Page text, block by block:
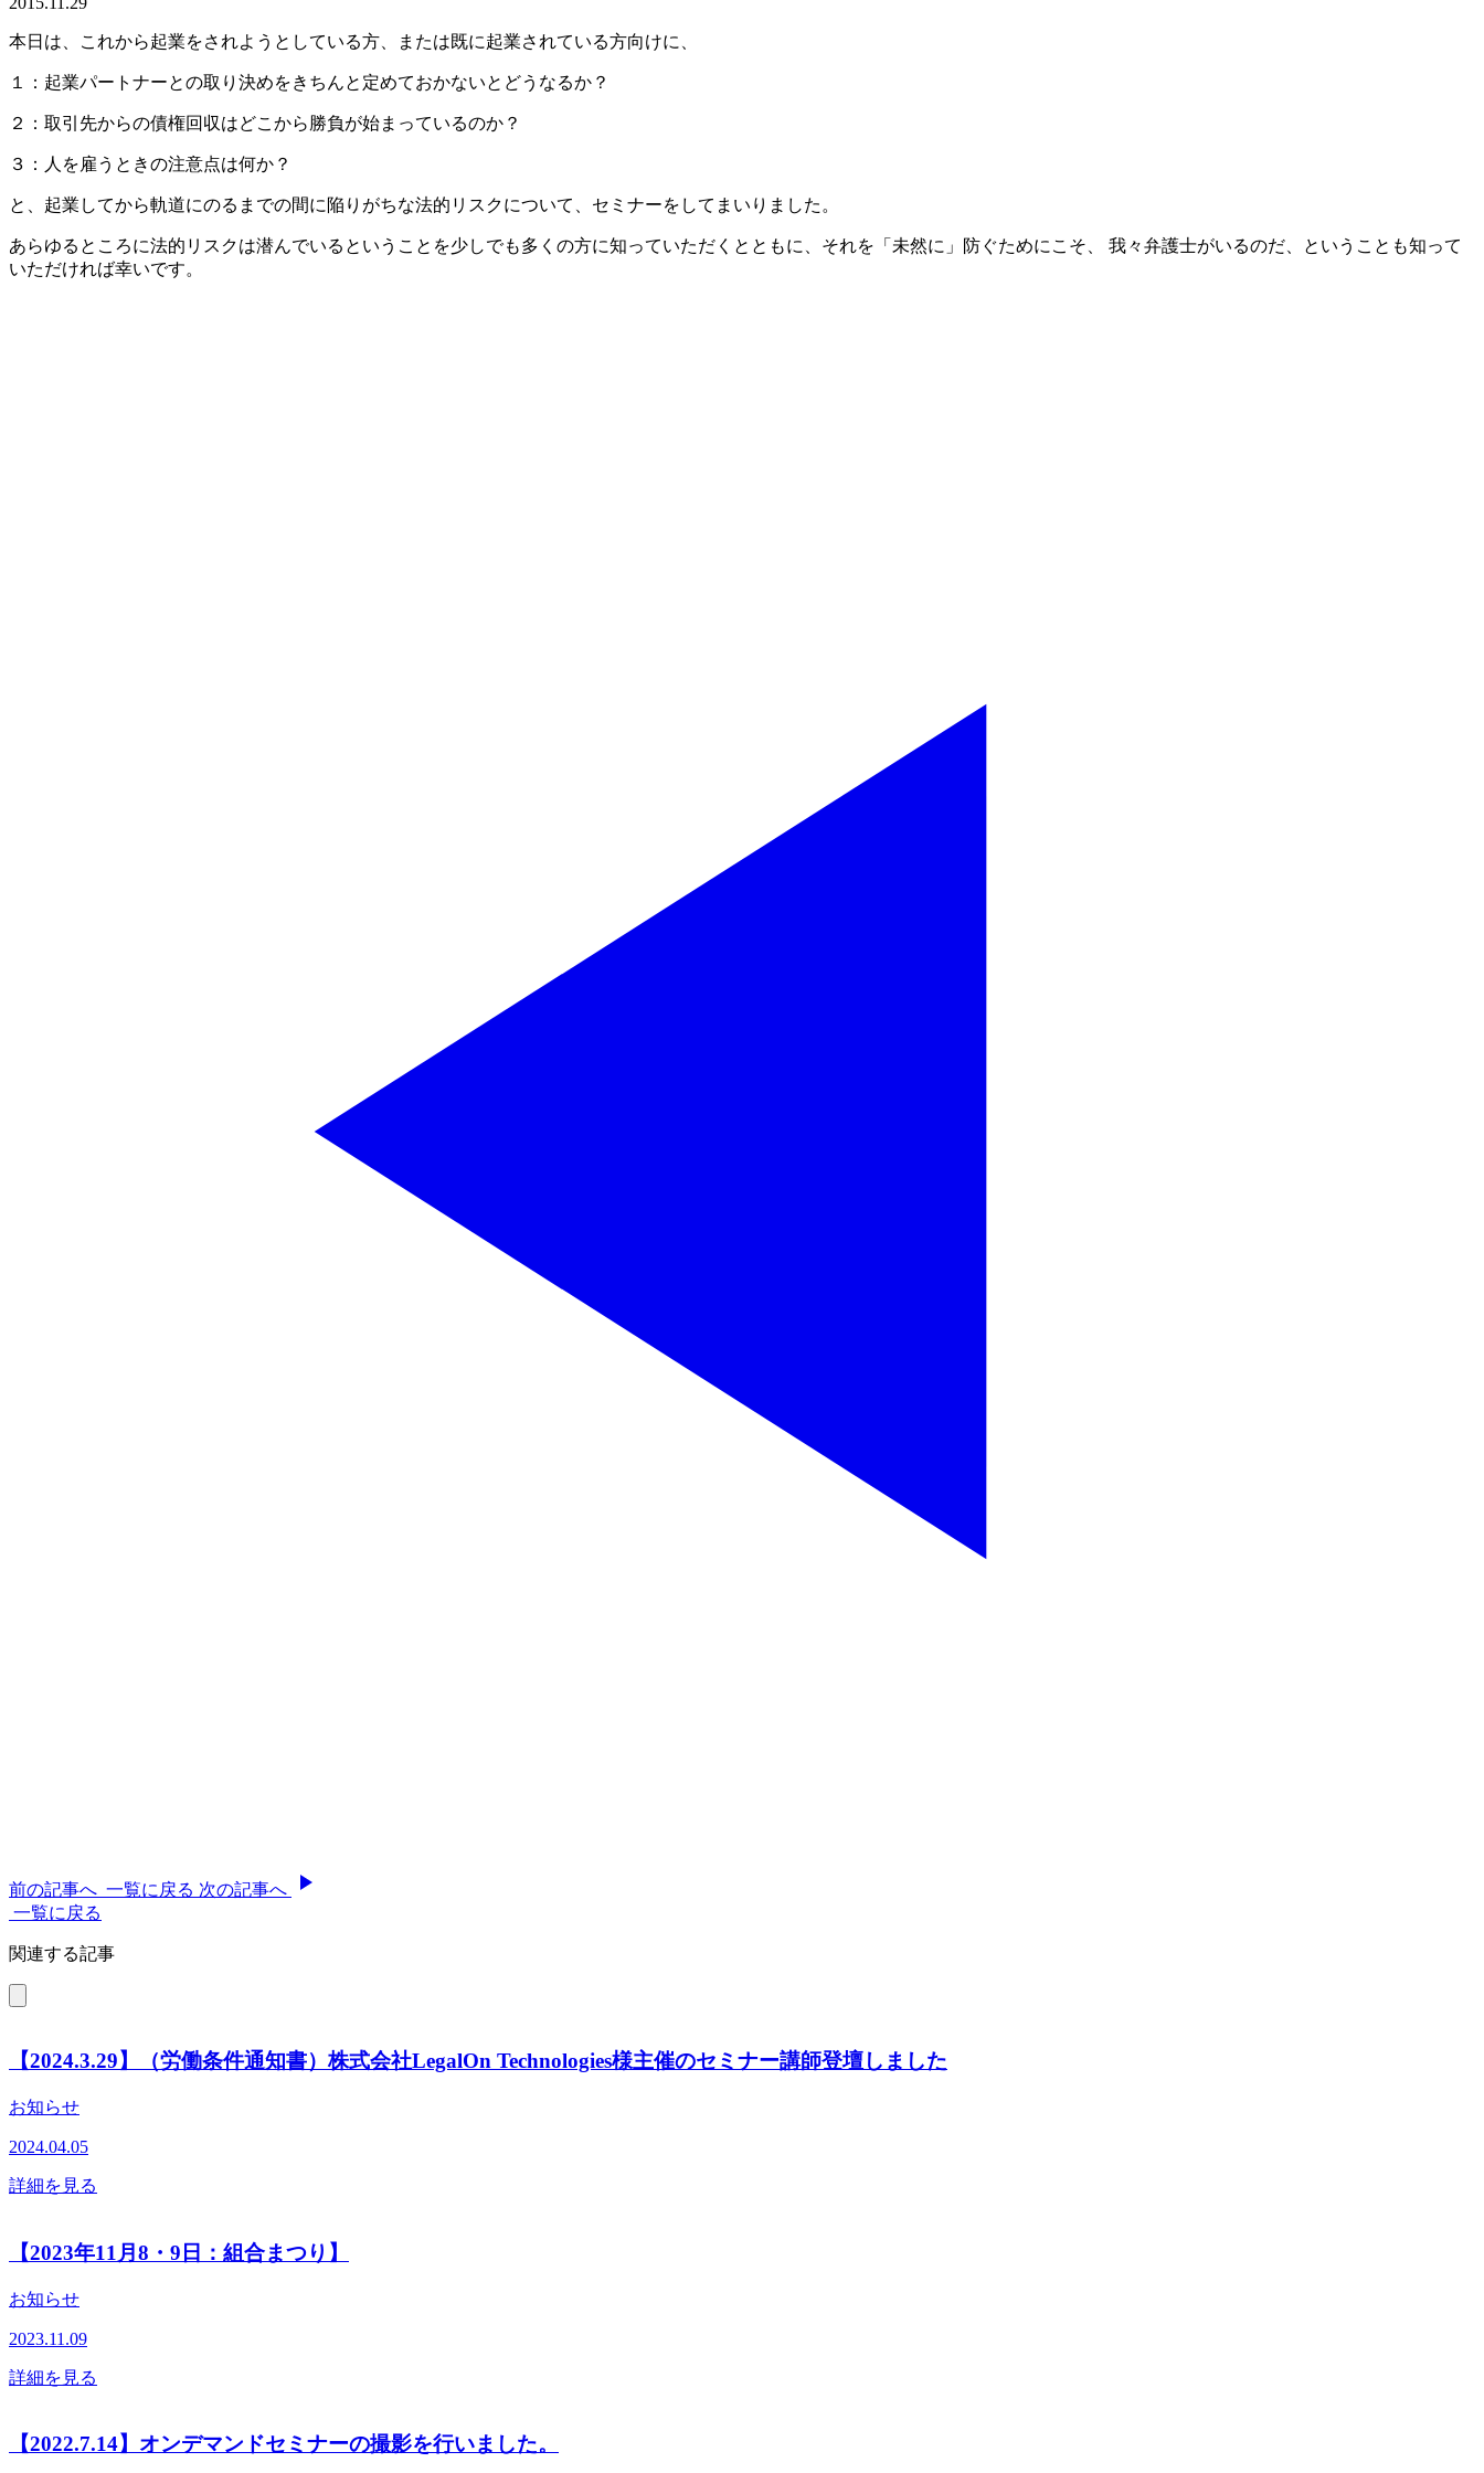
本日は、これから起業をされようとしている方、または既に起業されている方向けに、
１：起業パートナーとの取り決めをきちんと定めておかないとどうなるか？
２：取引先からの債権回収はどこから勝負が始まっているのか？
３：人を雇うときの注意点は何か？
と、起業してから軌道にのるまでの間に陥りがちな法的リスクについて、セミナーをしてまいりました。
あらゆるところに法的リスクは潜んでいるということを少しでも多くの方に知っていただくとともに、それを「未然に」防ぐためにこそ、 我々弁護士がいるのだ、ということも知って
いただければ幸いです。
前の記事へ 一覧に戻る 次の記事へ
一覧に戻る
関連する記事
【2024.3.29】（労働条件通知書）株式会社LegalOn Technologies様主催のセミナー講師登壇しました
お知らせ
2024.04.05
詳細を見る
【2023年11月8・9日：組合まつり】
お知らせ
2023.11.09
詳細を見る
【2022.7.14】オンデマンドセミナーの撮影を行いました。